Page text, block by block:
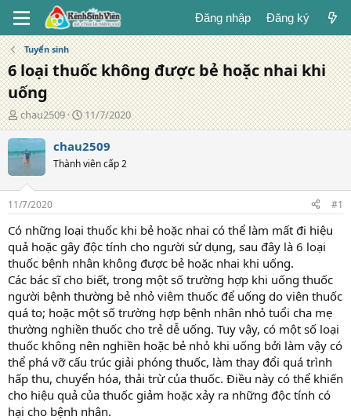
Đăng nhập Đăng ký
Tuyển sinh
6 loại thuốc không được bẻ hoặc nhai khi
uống
T
á
c
g
ả
chau2509
N
g
à
y
đ
g
11/7/2020
chau2509
Thành viên cấp 2
11/7/2020 #1
Có những loại thuốc khi bẻ hoặc nhai có thể làm mất đi hiệu
quả hoặc gây độc tính cho người sử dụng, sau đây là 6 loại
thuốc bệnh nhân không được bẻ hoặc nhai khi uống.
Các bác sĩ cho biết, trong một số trường hợp khi uống thuốc
người bệnh thường bẻ nhỏ viêm thuốc để uống do viên thuốc
quá to; hoặc một số trường hợp bệnh nhân nhỏ tuổi cha mẹ
thường nghiền thuốc cho trẻ dễ uống. Tuy vậy, có một số loại
thuốc không nên nghiền hoặc bẻ nhỏ khi uống bởi làm vậy có
thể phá vỡ cấu trúc giải phóng thuốc, làm thay đổi quá trình
hấp thu, chuyển hóa, thải trừ của thuốc. Điều này có thể khiến
cho hiệu quả của thuốc giảm hoặc xảy ra những độc tính có
hại cho bệnh nhân.